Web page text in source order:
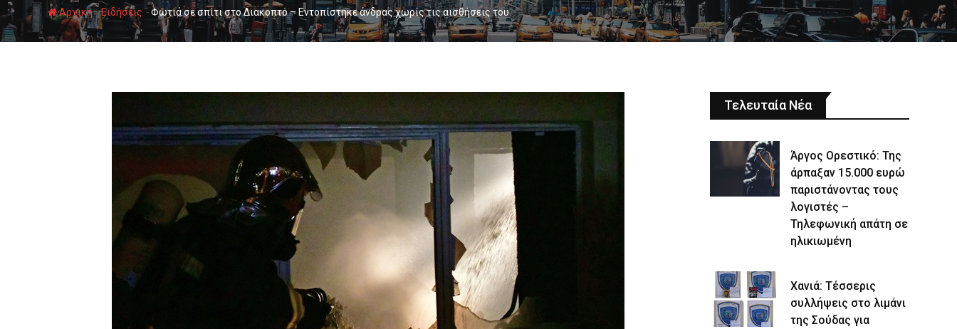
Αρχική-Ειδήσεις-Φωτιά σε σπίτι στο Διακοπτό – Εντοπίστηκε άνδρας χωρίς τις αισθήσεις του
Τελευταία Νέα
Άργος Ορεστικό: Της
άρπαξαν 15.000 ευρώ
παριστάνοντας τους
λογιστές –
Τηλεφωνική απάτη σε
ηλικιωμένη
Χανιά: Τέσσερις
συλλήψεις στο λιμάνι
της Σούδας για